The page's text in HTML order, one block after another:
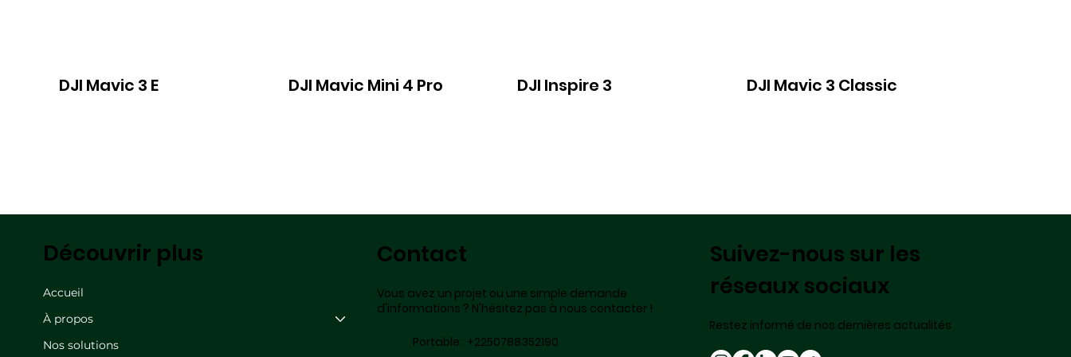
DJI Mavic 3 E DJI Mavic Mini 4 Pro DJI Inspire 3 DJI Mavic 3 Classic
Suivez-nous sur les
réseaux sociaux
Restez informé de nos dernières actualités
Découvrir plus
Accueil
À propos
Nos solutions
Contact
Vous avez un projet ou une simple demande
d'informations ? N'hésitez pas à nous contacter !
Portable : +2250788352190